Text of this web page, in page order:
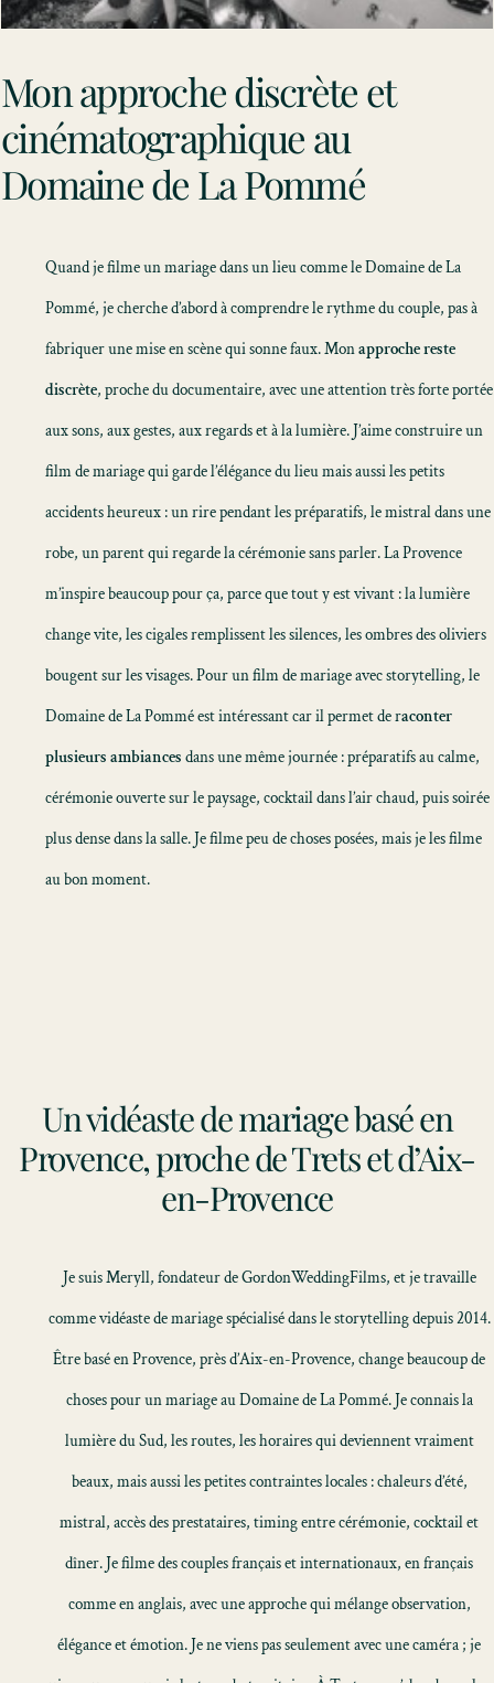
Mon approche discrète et
cinématographique au
Domaine de La Pommé
Quand je filme un mariage dans un lieu comme le Domaine de La
Pommé, je cherche d’abord à comprendre le rythme du couple, pas à
fabriquer une mise en scène qui sonne faux. Monapproche reste
discrète, proche du documentaire, avec une attention très forte portée
aux sons, aux gestes, aux regards et à la lumière. J’aime construire un
film de mariagequi garde l’élégance du lieu mais aussi les petits
accidents heureux : un rire pendant les préparatifs, le mistral dans une
robe, un parent qui regarde la cérémonie sans parler. La Provence
m’inspire beaucoup pour ça, parce que tout y est vivant : la lumière
change vite, les cigales remplissent les silences, les ombres des oliviers
bougent sur les visages. Pour unfilm de mariage avec storytelling, le
Domaine de La Pommé est intéressant car il permet de raconter
plusieurs ambiances dans une même journée : préparatifs au calme,
cérémonie ouverte sur le paysage, cocktail dans l’air chaud, puis soirée
plus dense dans la salle. Je filme peu de choses posées, mais je les filme
au bon moment.
Un vidéaste de mariage basé en
Provence, proche de Trets et d’Aix-
en-Provence
Je suis Meryll, fondateur de GordonWeddingFilms, et je travaille
comme vidéaste de mariage spécialisé dans le storytelling depuis 2014.
Être basé en Provence, près d’Aix-en-Provence, change beaucoup de
choses pour un mariage au Domaine de La Pommé. Je connais la
lumière du Sud, les routes, les horaires qui deviennent vraiment
beaux, mais aussi les petites contraintes locales : chaleurs d’été,
mistral, accès des prestataires, timing entre cérémonie, cocktail et
dîner. Je filme des couples français et internationaux, en français
comme en anglais, avec une approche qui mélange observation,
élégance et émotion. Je ne viens pas seulement avec une caméra ; je